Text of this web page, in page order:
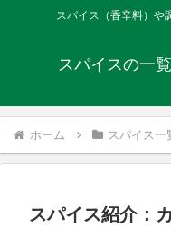
スパイス（香辛料）や
スパイスの一
ホーム スパイス一
スパイス紹介：